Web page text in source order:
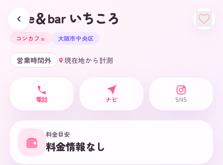
cafe＆bar いちころ
コンカフェ 大阪市中央区
営業時間外 現在地から計測
電話 ナビ SNS
料金目安
料金情報なし